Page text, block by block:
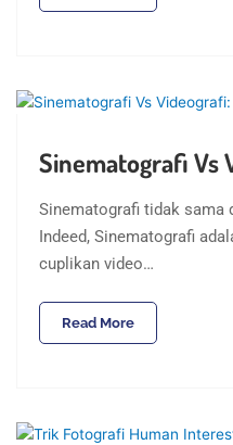
Sinematografi Vs
Sinematografi tidak sama
Indeed, Sinematografi
cuplikan video…
Read More